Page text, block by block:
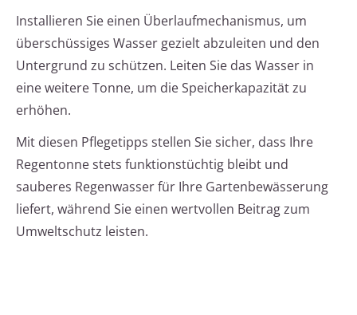
Installieren Sie einen Überlaufmechanismus, um
überschüssiges Wasser gezielt abzuleiten und den
Untergrund zu schützen. Leiten Sie das Wasser in
eine weitere Tonne, um die Speicherkapazität zu
erhöhen.
Mit diesen Pflegetipps stellen Sie sicher, dass Ihre
Regentonne stets funktionstüchtig bleibt und
sauberes Regenwasser für Ihre Gartenbewässerung
liefert, während Sie einen wertvollen Beitrag zum
Umweltschutz leisten.